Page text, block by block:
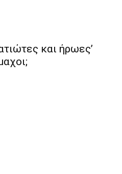
και ήρωες’